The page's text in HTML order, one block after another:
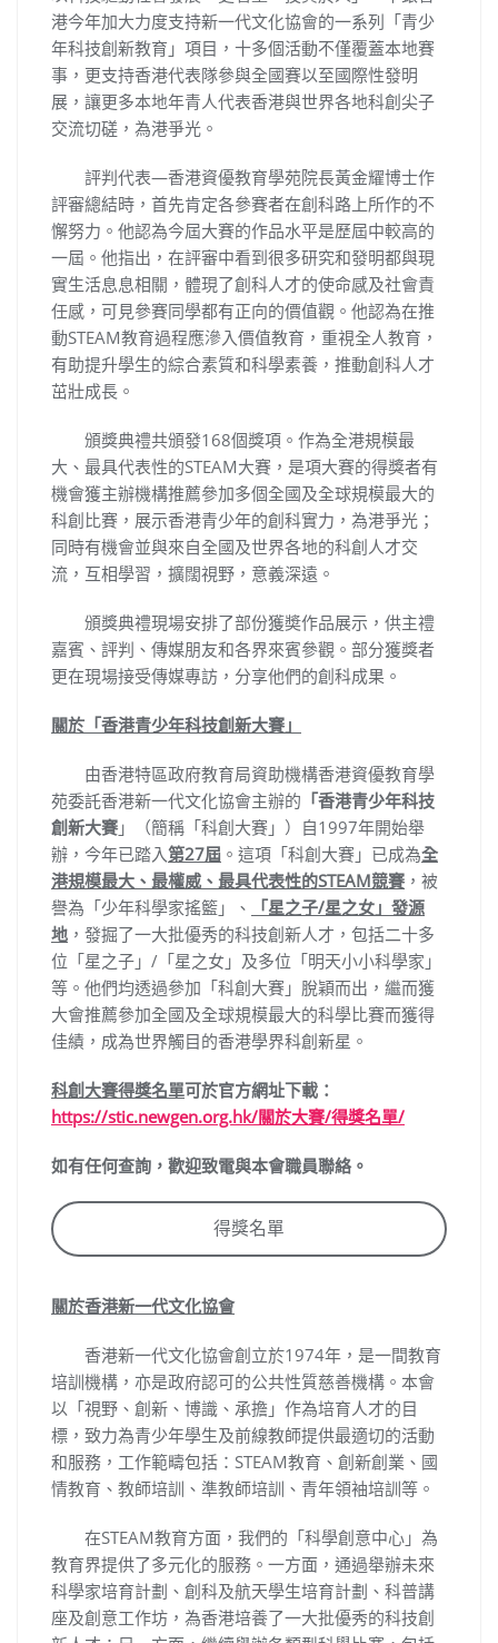
港今年加大力度支持新一代文化協會的一系列「青少
年科技創新教育」項目，十多個活動不僅覆蓋本地賽
事，更支持香港代表隊參與全國賽以至國際性發明
展，讓更多本地年青人代表香港與世界各地科創尖子
交流切磋，為港爭光。
評判代表—香港資優教育學苑院長黃金耀博士作
評審總結時，首先肯定各參賽者在創科路上所作的不
懈努力。他認為今屆大賽的作品水平是歷屆中較高的
一屆。他指出，在評審中看到很多研究和發明都與現
實生活息息相關，體現了創科人才的使命感及社會責
任感，可見參賽同學都有正向的價值觀。他認為在推
動STEAM教育過程應滲入價值教育，重視全人教育，
有助提升學生的綜合素質和科學素養，推動創科人才
茁壯成長。
頒獎典禮共頒發168個獎項。作為全港規模最
大、最具代表性的STEAM大賽，是項大賽的得獎者有
機會獲主辦機構推薦參加多個全國及全球規模最大的
科創比賽，展示香港青少年的創科實力，為港爭光；
同時有機會並與來自全國及世界各地的科創人才交
流，互相學習，擴闊視野，意義深遠。
頒獎典禮現場安排了部份獲奬作品展示，供主禮
嘉賓、評判、傳媒朋友和各界來賓參觀。部分獲獎者
更在現場接受傳媒專訪，分享他們的創科成果。
關於「香港青少年科技創新大賽」
由香港特區政府教育局資助機構香港資優教育學
苑委託香港新一代文化協會主辦的 「香港青少年科技
創新大賽 」（簡稱「科創大賽」）自1997年開始舉
辦，今年已踏入第27屆 。這項「科創大賽」已成為全
港規模最大、最權威、最具代表性的STEAM競賽 ，被
譽為「少年科學家搖籃」、
「星之子/星之女」發源
地 ，發掘了一大批優秀的科技創新人才，包括二十多
位「星之子」/「星之女」及多位「明天小小科學家」
等。他們均透過參加「科創大賽」脫穎而出，繼而獲
大會推薦參加全國及全球規模最大的科學比賽而獲得
佳績，成為世界觸目的香港學界科創新星。
科創大賽得獎名單可於官方網址下載：
https://stic.newgen.org.hk/關於大賽/得獎名單/
如有任何查詢，歡迎致電與本會職員聯絡。
得獎名單
關於香港新一代文化協會
香港新一代文化協會創立於1974年，是一間教育
培訓機構，亦是政府認可的公共性質慈善機構。本會
以「視野、創新、博識、承擔」作為培育人才的目
標，致力為青少年學生及前線教師提供最適切的活動
和服務，工作範疇包括：STEAM教育、創新創業、國
情教育、教師培訓、準教師培訓、青年領袖培訓等。
在STEAM教育方面，我們的「科學創意中心」為
教育界提供了多元化的服務。一方面，通過舉辦未來
科學家培育計劃、創科及航天學生培育計劃、科普講
座及創意工作坊，為香港培養了一大批優秀的科技創